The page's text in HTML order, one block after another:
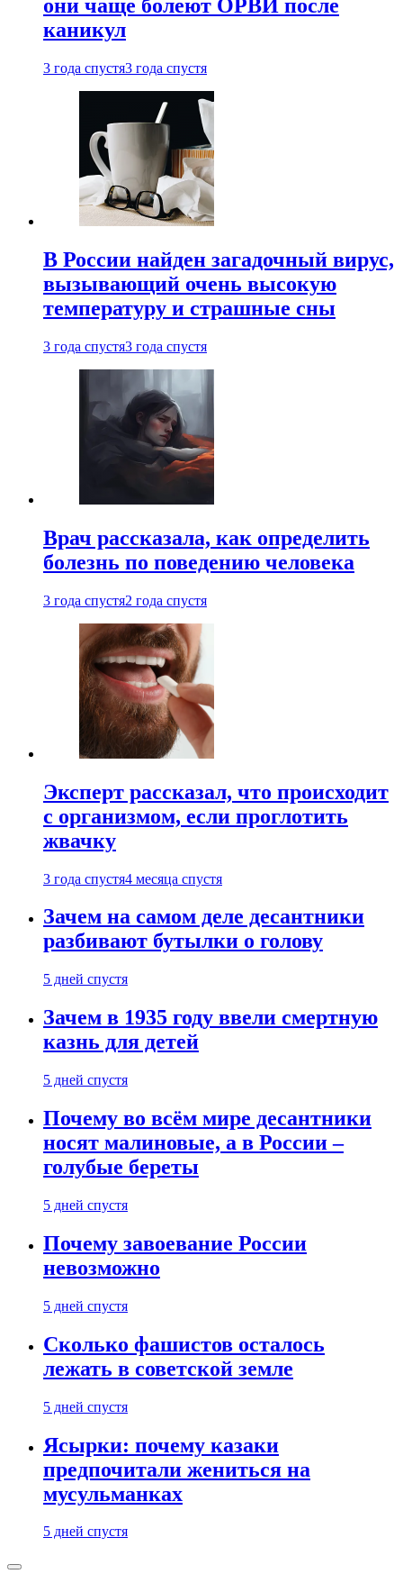
они чаще болеют ОРВИ после
каникул
3 года спустя3 года спустя
В России найден загадочный вирус,
вызывающий очень высокую
температуру и страшные сны
3 года спустя3 года спустя
Врач рассказала, как определить
болезнь по поведению человека
3 года спустя2 года спустя
Эксперт рассказал, что происходит
с организмом, если проглотить
жвачку
3 года спустя4 месяца спустя
Зачем на самом деле десантники
разбивают бутылки о голову
5 дней спустя
Зачем в 1935 году ввели смертную
казнь для детей
5 дней спустя
Почему во всём мире десантники
носят малиновые, а в России –
голубые береты
5 дней спустя
Почему завоевание России
невозможно
5 дней спустя
Сколько фашистов осталось
лежать в советской земле
5 дней спустя
Ясырки: почему казаки
предпочитали жениться на
мусульманках
5 дней спустя